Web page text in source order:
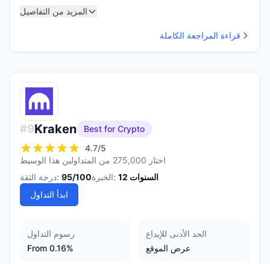
المزيد من التفاصيل
قراءة المراجعة الكاملة
#9Kraken
Best for Crypto
4.7/5
اختار 275,000 من المتداولين هذا الوسيط
درجة الثقة: 95/100 الخبرة: 12 السنوات
ابدأ التداول
رسوم التداول
From 0.16%
الحد الأدنى للإيداع
عرض الموقع